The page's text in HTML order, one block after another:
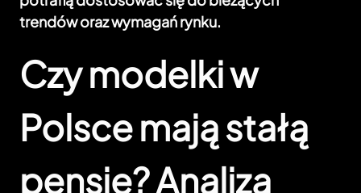
trendów oraz wymagań rynku.
Czy modelki w
Polsce mają stałą
pensję? Analiza